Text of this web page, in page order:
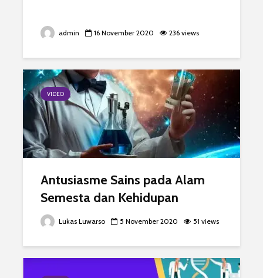
admin 16 November 2020 236 views
VIDEO
Antusiasme Sains pada Alam
Semesta dan Kehidupan
Lukas Luwarso 5 November 2020 51 views